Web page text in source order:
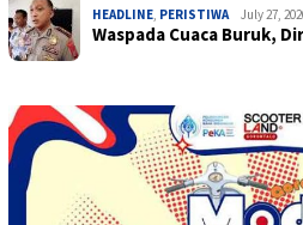
HEADLINE PERISTIWA July 27,
Waspada Cuaca Buruk,